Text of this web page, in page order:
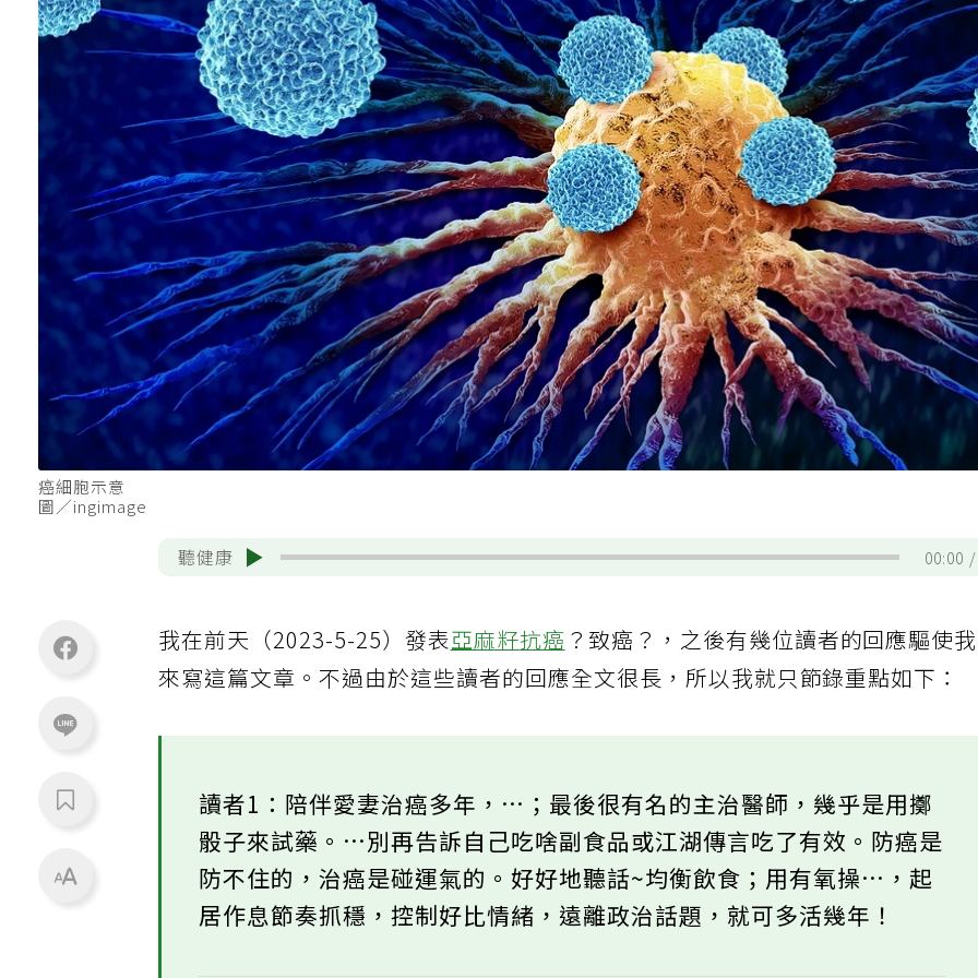
癌細胞示意
圖／ingimage
聽健康 00:00
我在前天（2023-5-25）發表亞麻籽抗癌 ？致癌？，之後有幾位讀者的回應驅使我
來寫這篇文章。不過由於這些讀者的回應全文很長，所以我就只節錄重點如下：
讀者1：陪伴愛妻治癌多年，…；最後很有名的主治醫師，幾乎是用擲
骰子來試藥。…別再告訴自己吃啥副食品或江湖傳言吃了有效。防癌是
防不住的，治癌是碰運氣的。好好地聽話~均衡飲食；用有氧操…，起
居作息節奏抓穩，控制好比情緒，遠離政治話題，就可多活幾年！